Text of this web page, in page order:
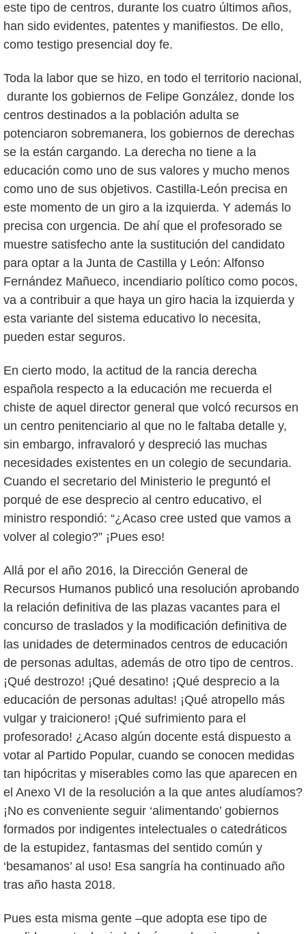
este tipo de centros, durante los cuatro últimos años,
han sido evidentes, patentes y manifiestos. De ello,
como testigo presencial doy fe.
Toda la labor que se hizo, en todo el territorio nacional,
durante los gobiernos de Felipe González, donde los
centros destinados a la población adulta se
potenciaron sobremanera, los gobiernos de derechas
se la están cargando. La derecha no tiene a la
educación como uno de sus valores y mucho menos
como uno de sus objetivos. Castilla-León precisa en
este momento de un giro a la izquierda. Y además lo
precisa con urgencia. De ahí que el profesorado se
muestre satisfecho ante la sustitución del candidato
para optar a la Junta de Castilla y León: Alfonso
Fernández Mañueco, incendiario político como pocos,
va a contribuir a que haya un giro hacia la izquierda y
esta variante del sistema educativo lo necesita,
pueden estar seguros.
En cierto modo, la actitud de la rancia derecha
española respecto a la educación me recuerda el
chiste de aquel director general que volcó recursos en
un centro penitenciario al que no le faltaba detalle y,
sin embargo, infravaloró y despreció las muchas
necesidades existentes en un colegio de secundaria.
Cuando el secretario del Ministerio le preguntó el
porqué de ese desprecio al centro educativo, el
ministro respondió: “¿Acaso cree usted que vamos a
volver al colegio?” ¡Pues eso!
Allá por el año 2016, la Dirección General de
Recursos Humanos publicó una resolución aprobando
la relación definitiva de las plazas vacantes para el
concurso de traslados y la modificación definitiva de
las unidades de determinados centros de educación
de personas adultas, además de otro tipo de centros.
¡Qué destrozo! ¡Qué desatino! ¡Qué desprecio a la
educación de personas adultas! ¡Qué atropello más
vulgar y traicionero! ¡Qué sufrimiento para el
profesorado! ¿Acaso algún docente está dispuesto a
votar al Partido Popular, cuando se conocen medidas
tan hipócritas y miserables como las que aparecen en
el Anexo VI de la resolución a la que antes aludíamos?
¡No es conveniente seguir ‘alimentando’ gobiernos
formados por indigentes intelectuales o catedráticos
de la estupidez, fantasmas del sentido común y
‘besamanos’ al uso! Esa sangría ha continuado año
tras año hasta 2018.
Pues esta misma gente –que adopta ese tipo de